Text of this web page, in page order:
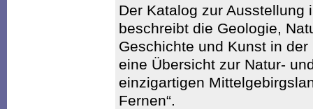
Der Katalog zur Ausstellung
beschreibt die Geologie,
Geschichte und Kunst in
eine Übersicht zur Natur-
einzigartigen
Fernen“.